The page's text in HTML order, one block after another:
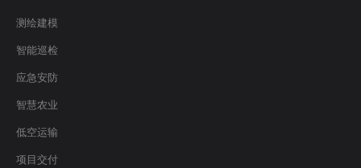
测绘建模
智能巡检
应急安防
智慧农业
低空运输
项目交付